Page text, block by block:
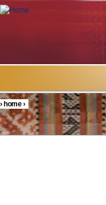
Skip to main content
You are here
›home›